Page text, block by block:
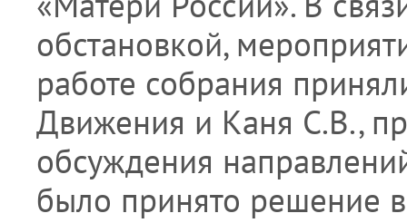
обстановкой,
работе собрания
Движения и Каня С.В.,
обсуждения
было принято решение